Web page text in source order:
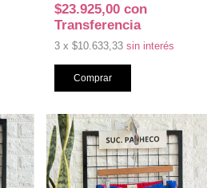
$23.925,00 con
Transferencia
3 x $10.633,33 sin interés